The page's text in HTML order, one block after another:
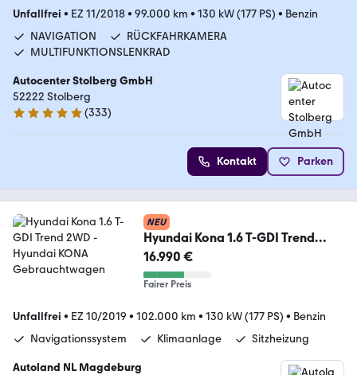
Unfallfrei • EZ 11/2018• 99.000 km • 130 kW (177 PS) • Benzin
NAVIGATION
RÜCKFAHRKAMERA
MULTIFUNKTIONSLENKRAD
Autocenter Stolberg GmbH
52222 Stolberg
4.9 Sterne
(333)
Kontakt Parken
NEU
Hyundai Kona 1.6 T-GDI Trend
2WD
16.990 €
Fairer Preis
Unfallfrei • EZ 10/2019 • 102.000 km • 130 kW (177 PS) • Benzin
Navigationssystem
Klimaanlage Sitzheizung
Autoland NL Magdeburg